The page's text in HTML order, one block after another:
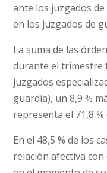
ante los juzgados
en los juzgados de
La suma de las
durante el trimestre
juzgados
guardia), un 8,9 %
representa el 71,8
En el 48,5 % de los
relación afectiva